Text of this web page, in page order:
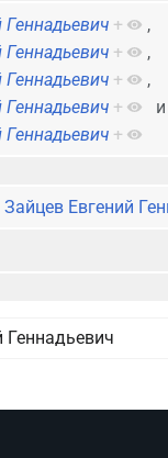
+
,
+
,
+
,
+
и
+
Зайцев Евгений